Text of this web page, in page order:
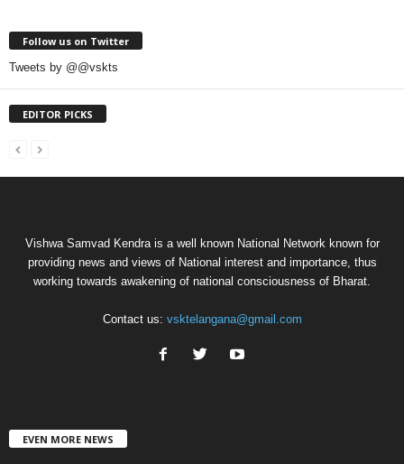
Follow us on Twitter
Tweets by @@vskts
EDITOR PICKS
Vishwa Samvad Kendra is a well known National Network known for
providing news and views of National interest and importance, thus
working towards awakening of national consciousness of Bharat.
Contact us: vsktelangana@gmail.com
EVEN MORE NEWS